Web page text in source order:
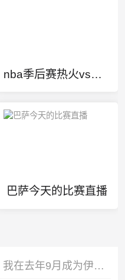
nba季后赛热火vs雄鹿视频
巴萨今天的比赛直播
NBA球星哈斯勒姆确认：我在去年9月成为伊普斯维奇少数股东